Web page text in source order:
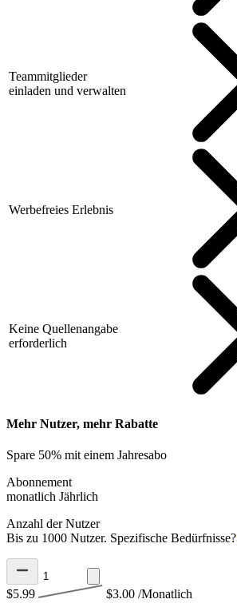
Teammitglieder
einladen und verwalten
Werbefreies Erlebnis
Keine Quellenangabe
erforderlich
Mehr Nutzer, mehr Rabatte
Spare 50% mit einem Jahresabo
Abonnement
monatlich Jährlich
Anzahl der Nutzer
Bis zu 1000 Nutzer. Spezifische Bedürfnisse?
$5.99 $3.00 /Monatlich